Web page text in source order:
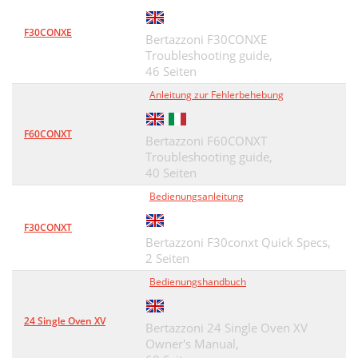
F30CONXE
Bertazzoni F30CONXE
Troubleshooting guide,
46 Seiten
F60CONXT
Anleitung zur Fehlerbehebung
Bertazzoni F60CONXT
Troubleshooting guide,
40 Seiten
F30CONXT
Bedienungsanleitung
Bertazzoni F30conxt Quick Specs,
2 Seiten
24 Single Oven XV
Bedienungshandbuch
Bertazzoni 24 Single Oven XV
Owner's Manual,